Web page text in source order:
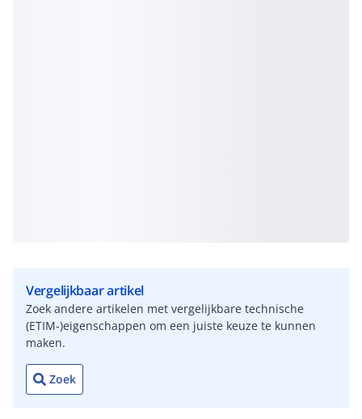
Vergelijkbaar artikel
Zoek andere artikelen met vergelijkbare technische
(ETIM-)eigenschappen om een juiste keuze te kunnen
maken.
Zoek